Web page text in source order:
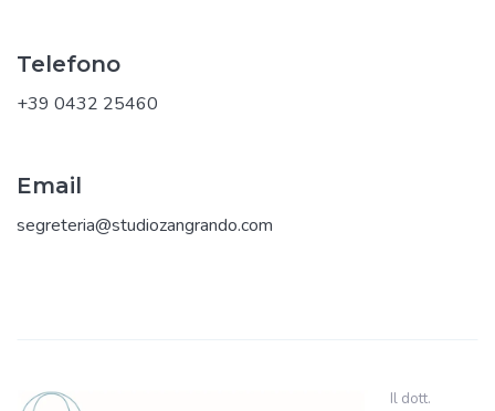
Telefono
+39 0432 25460
Email
segreteria@studiozangrando.com
Il dott.